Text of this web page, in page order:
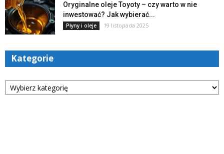
Oryginalne oleje Toyoty – czy warto w nie
inwestować? Jak wybierać...
Płyny i oleje 19 listopada 2025
Kategorie
Kategorie